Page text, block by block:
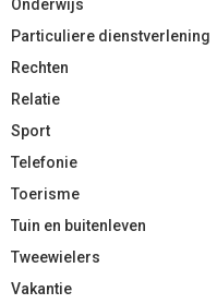
Onderwijs
Particuliere dienstverlening
Rechten
Relatie
Sport
Telefonie
Toerisme
Tuin en buitenleven
Tweewielers
Vakantie